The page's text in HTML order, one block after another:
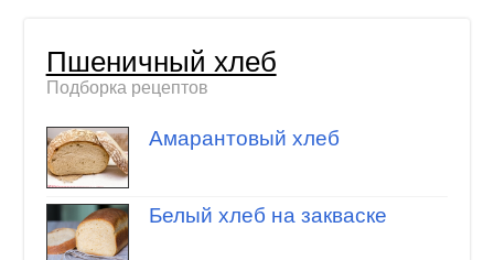
Пшеничный хлеб
Подборка рецептов
Амарантовый хлеб
Белый хлеб на закваске